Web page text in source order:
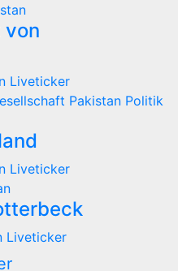
von
Liveticker
Pakistan Politik
Liveticker
Liveticker